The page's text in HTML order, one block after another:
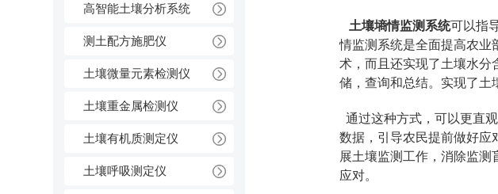
高智能土壤分析系统
测土配方施肥仪
土壤微量元素检测仪
土壤重金属检测仪
土壤有机质测定仪
土壤呼吸测定仪
土壤墒情监测系统可以指
情监测系统是全面提高农业
术，而且还实现了土壤水分
储，查询和总结。实现了土
通过这种方式，可以更直
数据，引导农民提前做好应
展土壤监测工作，消除监
应对。